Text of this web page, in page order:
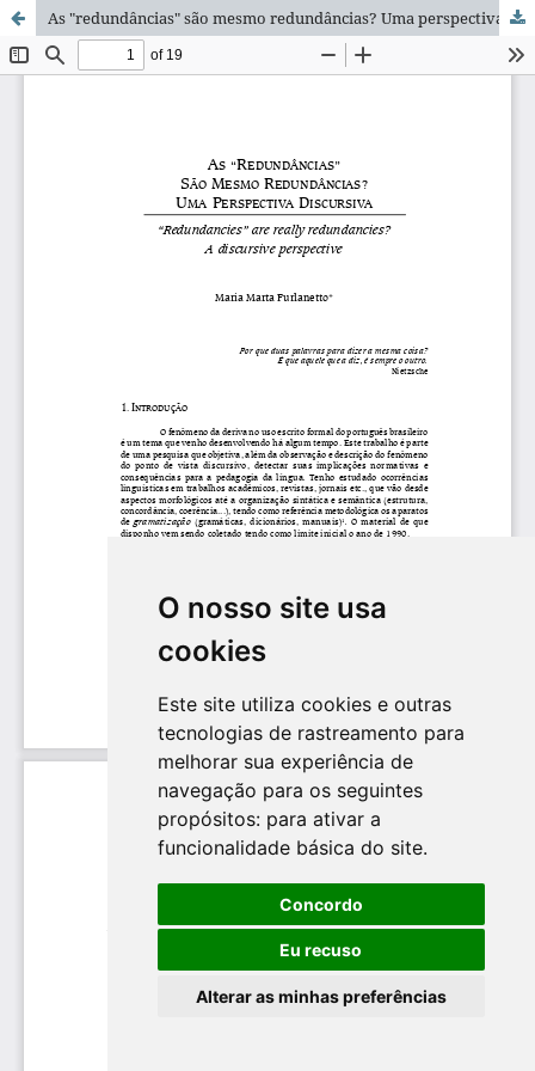
O nosso site usa
cookies
Este site utiliza cookies e outras
tecnologias de rastreamento para
melhorar sua experiência de
navegação para os seguintes
propósitos: para ativar a
funcionalidade básica do site.
Concordo
Eu recuso
Alterar as minhas preferências
As "redundâncias" são mesmo redundâncias? Uma perspectiva discursiva